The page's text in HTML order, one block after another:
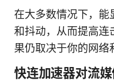
在大多数情况下，能
和抖动，从而提高连
果仍取决于你的网络
快连加速器对流媒